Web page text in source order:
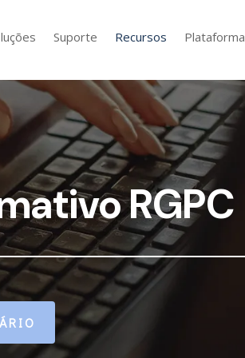
Suporte Recursos Plataforma
RGPC